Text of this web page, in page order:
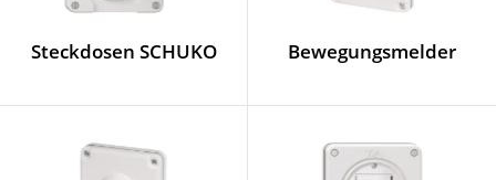
Steckdosen SCHUKO Bewegungsmelder